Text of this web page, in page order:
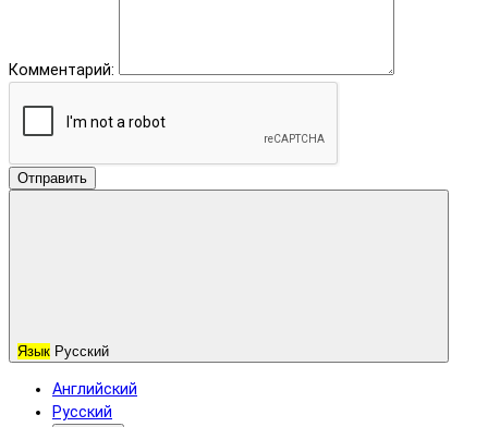
Комментарий:
Отправить
Язык Русский
Английский
Русский